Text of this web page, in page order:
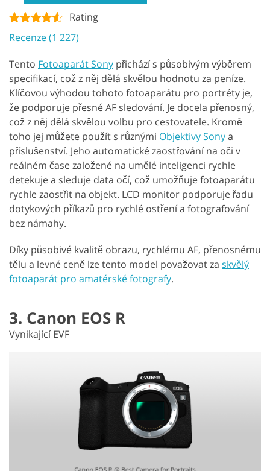
Rating
Recenze (1 227)
Tento Fotoaparát Sony přichází s působivým výběrem
specifikací, což z něj dělá skvělou hodnotu za peníze.
Klíčovou výhodou tohoto fotoaparátu pro portréty je,
že podporuje přesné AF sledování. Je docela přenosný,
což z něj dělá skvělou volbu pro cestovatele. Kromě
toho jej můžete použít s různými Objektivy Sonya
příslušenství. Jeho automatické zaostřování na oči v
reálném čase založené na umělé inteligenci rychle
detekuje a sleduje data očí, což umožňuje fotoaparátu
rychle zaostřit na objekt. LCD monitor podporuje řadu
dotykových příkazů pro rychlé ostření a fotografování
bez námahy.
Díky působivé kvalitě obrazu, rychlému AF, přenosnému
tělu a levné ceně lze tento model považovat za skvělý
fotoaparát pro amatérské fotografy.
3. Canon EOS R
Vynikající EVF